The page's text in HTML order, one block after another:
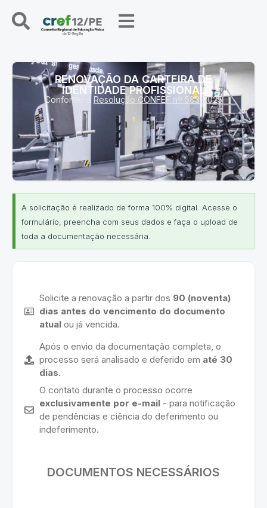
RENOVAÇÃO DA CARTEIRA DE
IDENTIDADE PROFISSIONAL
Conforme a Resolução CONFEF nº 583/2025
A solicitação é realizado de forma 100% digital. Acesse o
formulário, preencha com seus dados e faça o upload de
toda a documentação necessária.
Solicite a renovação a partir dos 90 (noventa)
dias antes do vencimento do documento
atual ou já vencida.
Após o envio da documentação completa, o
processo será analisado e deferido em até 30
dias.
O contato durante o processo ocorre
exclusivamente por e-mail - para notificação
de pendências e ciência do deferimento ou
indeferimento.
DOCUMENTOS NECESSÁRIOS